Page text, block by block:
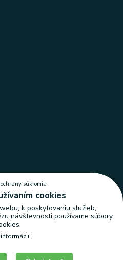
súkromia
súkromia
cookies
k poskytovaniu služieb,
návštevnosti používame súbory
]